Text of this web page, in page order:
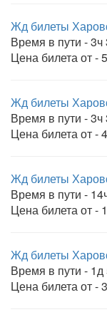
Жд билеты
Время в пути -
Цена билета от -
Жд билеты
Время в пути -
Цена билета от -
Жд билеты
Время в пути -
Цена билета от -
Жд билеты
Время в пути -
Цена билета от -